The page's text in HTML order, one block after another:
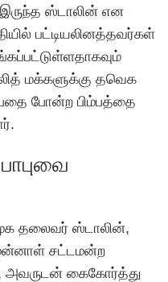
ஸ்டாலின் என
பட்டியலினத்தவர்கள்
மக்களுக்கு தவெக
போன்ற பிம்பத்தை
தலைவர் ஸ்டாலின்,
சட்டமன்ற
அவருடன் கைகோர்த்து